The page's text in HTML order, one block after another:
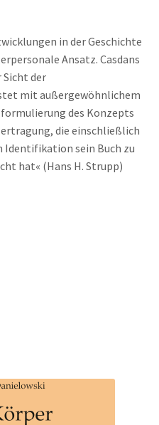
in der Geschichte
Ansatz. Casdans
Sicht der
mit außergewöhnlichem
des Konzepts
die einschließlich
Identifikation sein Buch zu
hat« (Hans H. Strupp)